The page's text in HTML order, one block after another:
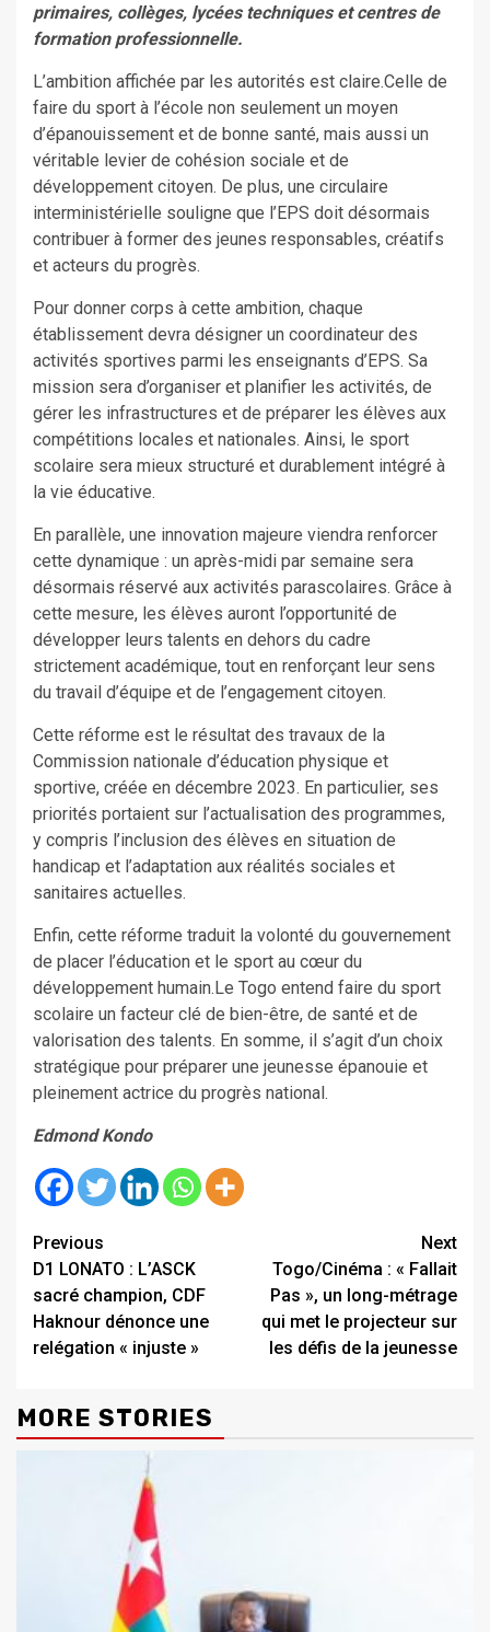
primaires, collèges, lycées techniques et centres de
formation professionnelle.
L’ambition affichée par les autorités est claire.Celle de
faire du sport à l’école non seulement un moyen
d’épanouissement et de bonne santé, mais aussi un
véritable levier de cohésion sociale et de
développement citoyen. De plus, une circulaire
interministérielle souligne que l’EPS doit désormais
contribuer à former des jeunes responsables, créatifs
et acteurs du progrès.
Pour donner corps à cette ambition, chaque
établissement devra désigner un coordinateur des
activités sportives parmi les enseignants d’EPS. Sa
mission sera d’organiser et planifier les activités, de
gérer les infrastructures et de préparer les élèves aux
compétitions locales et nationales. Ainsi, le sport
scolaire sera mieux structuré et durablement intégré à
la vie éducative.
En parallèle, une innovation majeure viendra renforcer
cette dynamique : un après-midi par semaine sera
désormais réservé aux activités parascolaires. Grâce à
cette mesure, les élèves auront l’opportunité de
développer leurs talents en dehors du cadre
strictement académique, tout en renforçant leur sens
du travail d’équipe et de l’engagement citoyen.
Cette réforme est le résultat des travaux de la
Commission nationale d’éducation physique et
sportive, créée en décembre 2023. En particulier, ses
priorités portaient sur l’actualisation des programmes,
y compris l’inclusion des élèves en situation de
handicap et l’adaptation aux réalités sociales et
sanitaires actuelles.
Enfin, cette réforme traduit la volonté du gouvernement
de placer l’éducation et le sport au cœur du
développement humain.Le Togo entend faire du sport
scolaire un facteur clé de bien-être, de santé et de
valorisation des talents. En somme, il s’agit d’un choix
stratégique pour préparer une jeunesse épanouie et
pleinement actrice du progrès national.
Edmond Kondo
Continue
Reading
Previous
D1 LONATO : L’ASCK
sacré champion, CDF
Haknour dénonce une
relégation « injuste »
Next
Togo/Cinéma : « Fallait
Pas », un long-métrage
qui met le projecteur sur
les défis de la jeunesse
MORE STORIES